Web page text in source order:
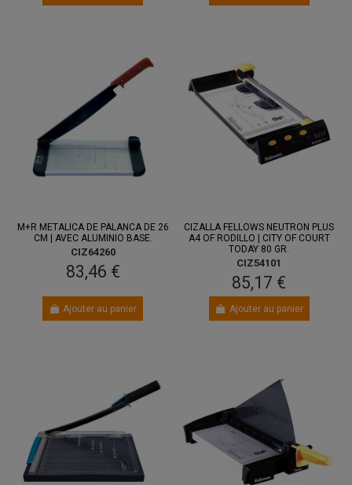
M+R METALICA DE PALANCA DE 26
CM | AVEC ALUMINIO BASE.
CIZ64260
83,46 €
Ajouter au panier
CIZALLA FELLOWS NEUTRON PLUS
A4 OF RODILLO | CITY OF COURT
TODAY 80 GR.
CIZ54101
85,17 €
Ajouter au panier